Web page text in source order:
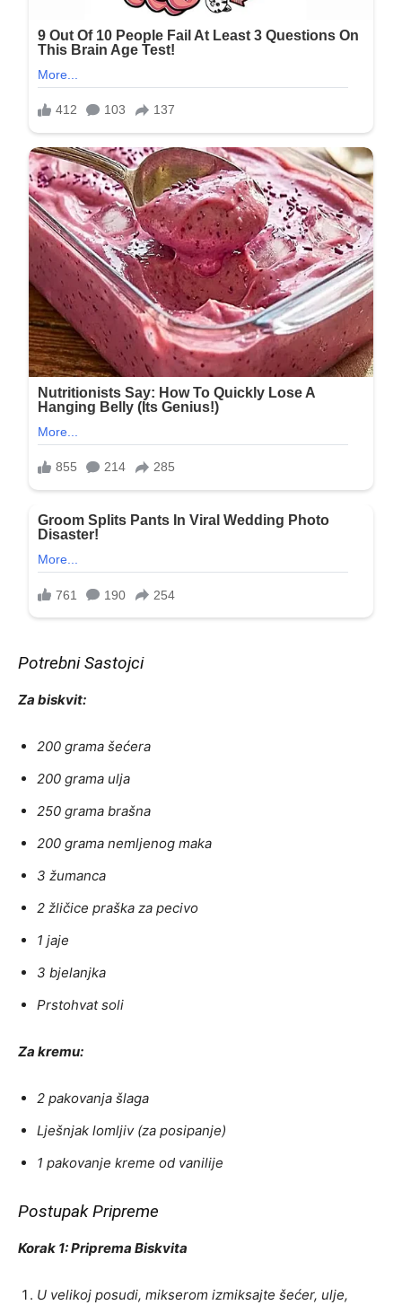
Potrebni Sastojci
Za biskvit:
200 grama šećera
200 grama ulja
250 grama brašna
200 grama nemljenog maka
3 žumanca
2 žličice praška za pecivo
1 jaje
3 bjelanjka
Prstohvat soli
Za kremu:
2 pakovanja šlaga
Lješnjak lomljiv (za posipanje)
1 pakovanje kreme od vanilije
Postupak Pripreme
Korak 1: Priprema Biskvita
U velikoj posudi, mikserom izmiksajte šećer, ulje,